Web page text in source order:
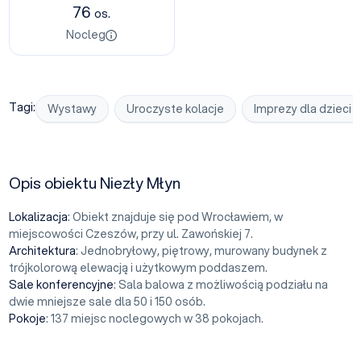
76os.
Nocleg
Tagi: Wystawy Uroczyste kolacje Imprezy dla dzieci
Opis obiektu Niezły Młyn
Lokalizacja: Obiekt znajduje się pod Wrocławiem, w
miejscowości Czeszów, przy ul. Zawońskiej 7.
Architektura: Jednobryłowy, piętrowy, murowany budynek z
trójkolorową elewacją i użytkowym poddaszem.
Sale konferencyjne: Sala balowa z możliwością podziału na
dwie mniejsze sale dla 50 i 150 osób.
Pokoje: 137 miejsc noclegowych w 38 pokojach.